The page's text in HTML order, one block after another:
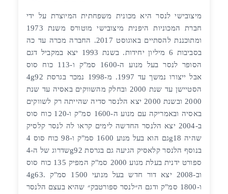
מיצובישי לנסר היא מכונית משפחתית המיוצרת על ידי
חברת המכוניות היפנית מיצובישי מוטורס משנת 1973
ומתוכננת להסתיים באוגוסט 2017. החברה מכרה עד כה
בסביבות 6 מיליון יחידות. בשנת 1993 יצא במקביל דגם
הסופר לנסר בעל מנוע ה-1600 סמ"ק ו-113 כוח סוס
4g92 אבל ייצורו נמשך עד 1997. מ-1998 נמכר בגרסת
הסטיישן עד שנת 2000 ובחלק מהשווקים באסיה עד שנת
2000 ובשנת 2000 יצא הלנסר סדיה שהייתה רק לשווקים
באסיה ובאמריקה עם מנוע ה-1600 סמ"ק ו-120 כוח סוס
ב-2004 יצא הלנסר החדשה לימים קראו לה לנסר קלסיק
גם הוא בעל מנוע 1600 סמ"ק ו-98 כוח סוס 4g18 שהיה
שדרוג של ה-4g92 בנוסף הלנסר קלאסיק הגיעה גם בגרסת
ספורט ידנית בעלת מנוע 2000 סמ"ק המפיק 135 כוח סוס
4g63. וב-2008 יצא דור חדש בעל מנועי 1500 סמ"ק
ו-1800 סמ"ק ודגם ה״לנסר ספורטבק״ שהיא בעצם הלנסר